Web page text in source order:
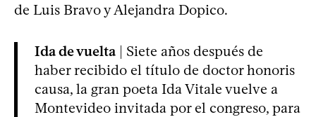
de Luis Bravo y Alejandra Dopico.
Ida de vuelta | Siete años después de
haber recibido el título de doctor honoris
causa, la gran poeta Ida Vitale vuelve a
Montevideo invitada por el congreso, para